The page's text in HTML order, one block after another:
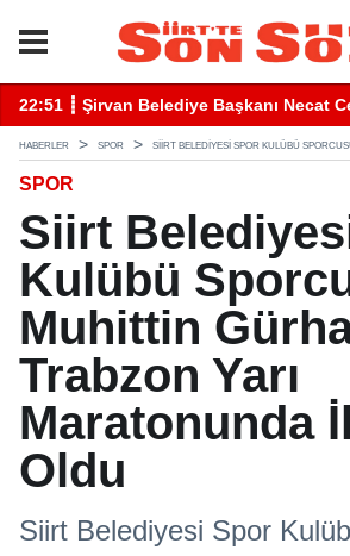
22:41 ┋ Siirt’te Baraj Sularının
HABERLER SPOR SIIRT BELEDIYESI SPOR KULÜBÜ
SPOR
Siirt
Kulübü
Muhittin
Trabzon Yarı
Maratonunda
Oldu
Siirt Belediyesi Spor